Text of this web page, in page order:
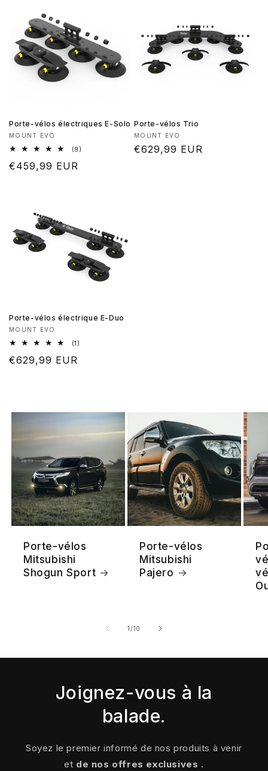
Porte-vélos électriques E-Solo
Fournisseur :
MOUNT EVO
(9)
Prix
€459,99 EUR
Porte-vélos Trio
Fournisseur :
MOUNT EVO
Prix
€629,99 EUR
Porte-vélos électrique E-Duo
Fournisseur :
MOUNT EVO
(1)
Prix
€629,99 EUR
Porte-vélos
Mitsubishi
Shogun Sport
Porte-vélos
Mitsubishi
Pajero
1/de
10
Joignez-vous à la
balade.
Soyez le premier informé de nos produits à venir
et de nos offres exclusives .